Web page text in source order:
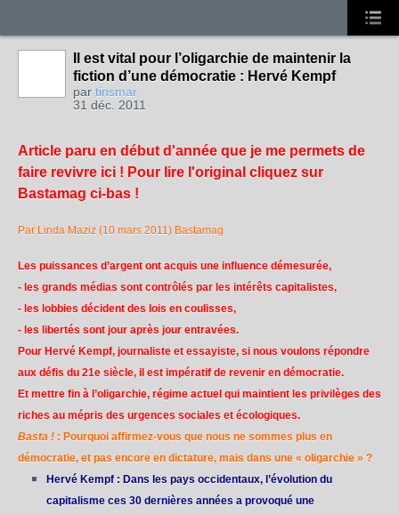
Il est vital pour l’oligarchie de maintenir la
fiction d’une démocratie : Hervé Kempf
par tinsmar
31 déc. 2011
Article paru en début d'année que je me permets de
faire revivre ici ! Pour lire l'original cliquez sur
Bastamag ci-bas !
Par Linda Maziz (10 mars 2011) Bastamag
Les puissances d’argent ont acquis une influence démesurée,
- les grands médias sont contrôlés par les intérêts capitalistes,
- les lobbies décident des lois en coulisses,
- les libertés sont jour après jour entravées.
Pour Hervé Kempf, journaliste et essayiste, si nous voulons répondre
aux défis du 21e siècle, il est impératif de revenir en démocratie.
Et mettre fin à l’oligarchie, régime actuel qui maintient les privilèges des
riches au mépris des urgences sociales et écologiques.
Basta ! : Pourquoi affirmez-vous que nous ne sommes plus en
démocratie, et pas encore en dictature, mais dans une « oligarchie » ?
Hervé Kempf : Dans les pays occidentaux, l’évolution du
capitalisme ces 30 dernières années a provoqué une